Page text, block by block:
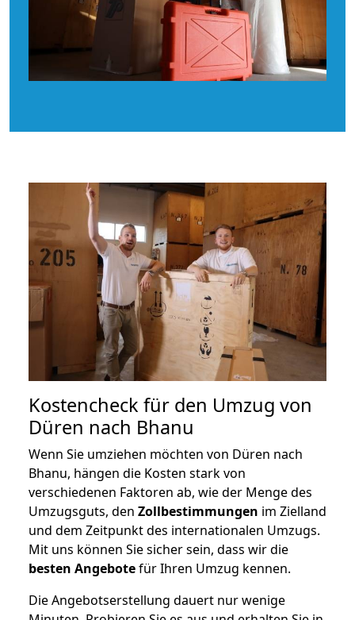
Kostencheck für den Umzug von
Düren nach Bhanu
Wenn Sie umziehen möchten von Düren nach
Bhanu, hängen die Kosten stark von
verschiedenen Faktoren ab, wie der Menge des
Umzugsguts, den Zollbestimmungen im Zielland
und dem Zeitpunkt des internationalen Umzugs.
Mit uns können Sie sicher sein, dass wir die
besten Angebotefür Ihren Umzug kennen.
Die Angebotserstellung dauert nur wenige